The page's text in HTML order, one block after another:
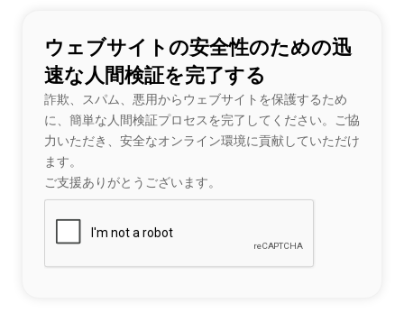
ウェブサイトの安全性のための迅
速な人間検証を完了する
詐欺、スパム、悪用からウェブサイトを保護するため
に、簡単な人間検証プロセスを完了してください。ご協
力いただき、安全なオンライン環境に貢献していただけ
ます。
ご支援ありがとうございます。